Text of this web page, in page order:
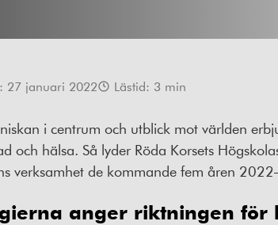
27 januari 2022 Lästid: 3 min
i centrum och utblick mot världen
och hälsa. Så lyder Röda Korsets
verksamhet de kommande fem åren
anger riktningen för